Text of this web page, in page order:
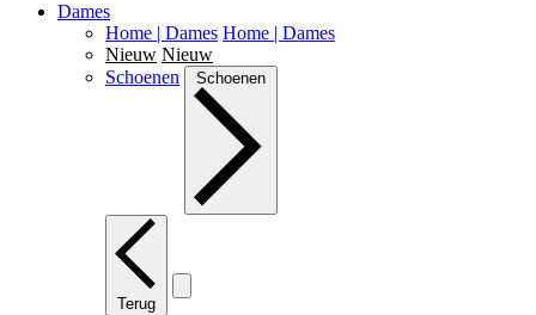
Dames
Home | Dames Home | Dames
Nieuw Nieuw
Schoenen
Schoenen
Terug